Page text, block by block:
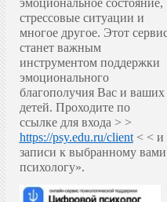
эмоциональное состояние,
стрессовые ситуации и
многое другое. Этот
станет важным
инструментом поддержки
эмоционального
благополучия Вас и ваших
детей. Проходите по
ссылке для входа > >
https://psy.edu.ru/client< < и
записи к выбранному вами
психологу».